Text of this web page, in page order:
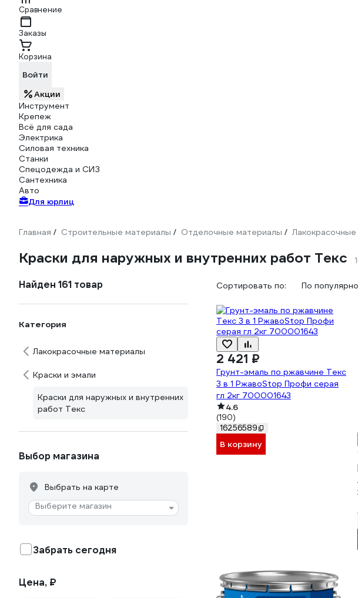
Сравнение
Заказы
Корзина
Войти
Акции
Инструмент
Крепеж
Всё для сада
Электрика
Силовая техника
Станки
Спецодежда и СИЗ
Сантехника
Авто
Для юрлиц
Главная / Строительные материалы / Отделочные материалы /
Краски для наружных и внутренних работ Текс
Найден 161 товар
Категория
Лакокрасочные материалы
Краски и эмали
Краски для наружных и внутренних
работ Текс
Выбор магазина
Выбрать на карте
Выберите магазин
Забрать сегодня
Цена, ₽
Сортировать по: По
2 421 ₽
Грунт-эмаль по ржавчине Текс
3 в 1 РжавоStop Профи серая
гл 2кг 700001643
4.6
(190)
16256589
В корзину